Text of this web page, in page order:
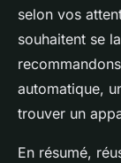
selon vos
souhaitent se
automatique,
trouver un
En résumé,